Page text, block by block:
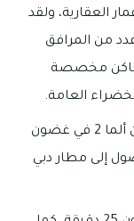
شركة إعمار العقارية، ولقد
من المرافق
مخصصة
العامة.
يمكنك الوصول إلى مجمع دبي مارينا من ألما 2 في غضون
إلى مطار دبي